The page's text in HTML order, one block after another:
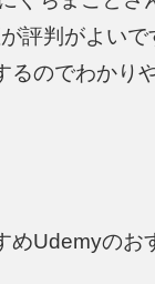
評判がよい
るのでわかり
めUdemyのお